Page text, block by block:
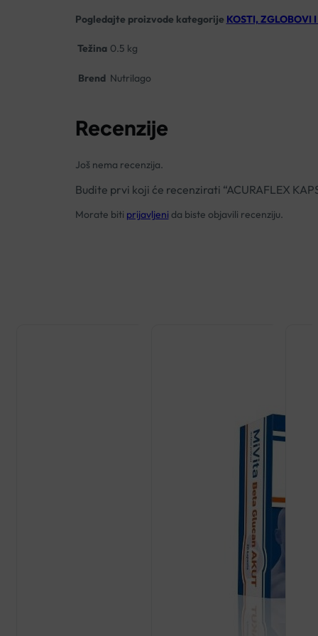
Pogledajte proizvode kategorije KOSTI, ZGLOBOVI
Težina 0.5 kg
Brend Nutrilago
Recenzije
Još nema recenzija.
Budite prvi koji će recenzirati “ACURAFLEX
Morate biti prijavljeni da biste objavili recenziju.